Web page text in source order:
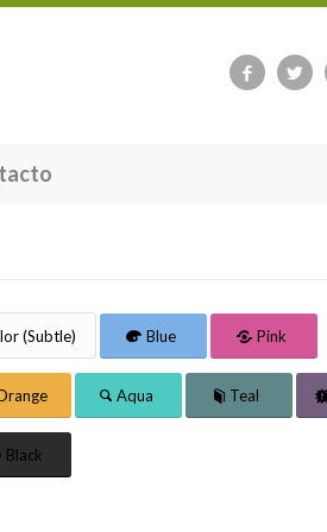
(Subtle) Blue Pink
Aqua Teal
Black